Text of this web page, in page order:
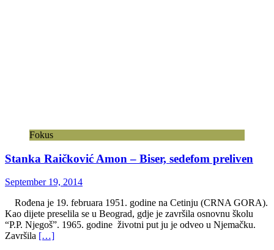
Fokus
Stanka Raičković Amon – Biser, sedefom preliven
September 19, 2014
Rođena je 19. februara 1951. godine na Cetinju (CRNA GORA).
Kao dijete preselila se u Beograd, gdje je završila osnovnu školu
“P.P. Njegoš”. 1965. godine životni put ju je odveo u Njemačku.
Završila […]